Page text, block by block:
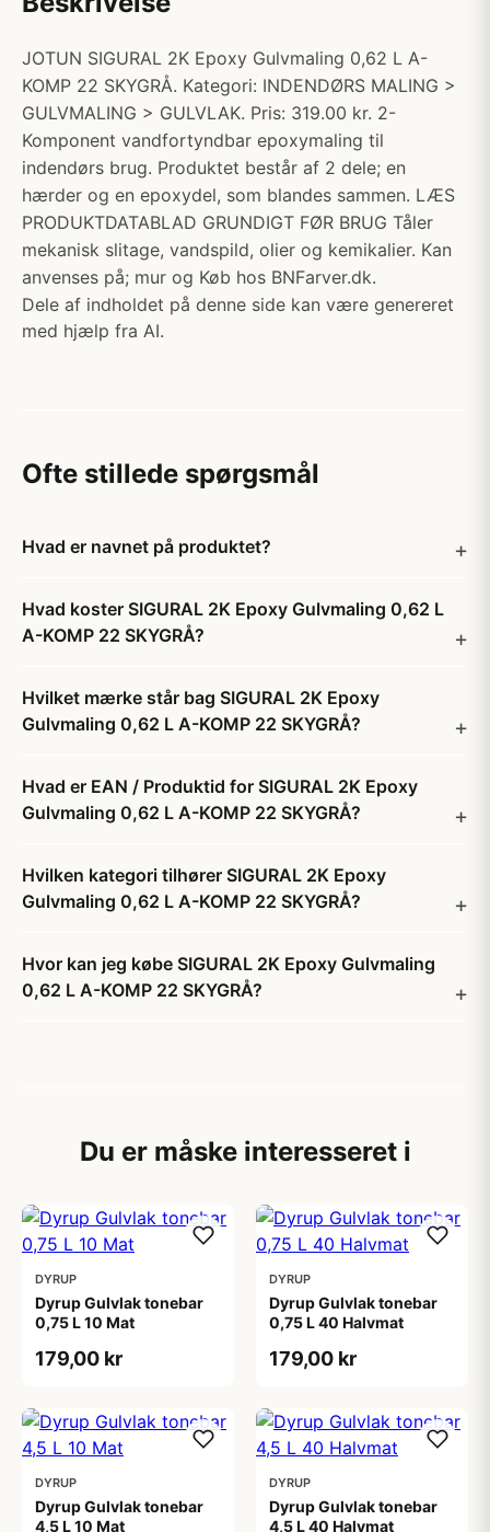
JOTUN SIGURAL 2K Epoxy Gulvmaling 0,62 L A-
KOMP 22 SKYGRÅ. Kategori: INDENDØRS MALING >
GULVMALING > GULVLAK. Pris: 319.00 kr. 2-
Komponent vandfortyndbar epoxymaling til
indendørs brug. Produktet består af 2 dele; en
hærder og en epoxydel, som blandes sammen. LÆS
PRODUKTDATABLAD GRUNDIGT FØR BRUG Tåler
mekanisk slitage, vandspild, olier og kemikalier. Kan
anvenses på; mur og Køb hos BNFarver.dk.
Dele af indholdet på denne side kan være genereret
med hjælp fra AI.
Ofte stillede spørgsmål
Hvad er navnet på produktet?
Hvad koster SIGURAL 2K Epoxy Gulvmaling 0,62 L
A-KOMP 22 SKYGRÅ?
Hvilket mærke står bag SIGURAL 2K Epoxy
Gulvmaling 0,62 L A-KOMP 22 SKYGRÅ?
Hvad er EAN / Produktid for SIGURAL 2K Epoxy
Gulvmaling 0,62 L A-KOMP 22 SKYGRÅ?
Hvilken kategori tilhører SIGURAL 2K Epoxy
Gulvmaling 0,62 L A-KOMP 22 SKYGRÅ?
Hvor kan jeg købe SIGURAL 2K Epoxy Gulvmaling
0,62 L A-KOMP 22 SKYGRÅ?
Du er måske interesseret i
DYRUP
Dyrup Gulvlak tonebar
0,75 L 10 Mat
179,00 kr
DYRUP
Dyrup Gulvlak tonebar
0,75 L 40 Halvmat
179,00 kr
DYRUP
Dyrup Gulvlak tonebar
4,5 L 10 Mat
DYRUP
Dyrup Gulvlak tonebar
4,5 L 40 Halvmat